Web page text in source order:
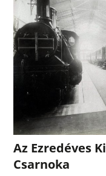
Az Ezredéves
Csarnoka